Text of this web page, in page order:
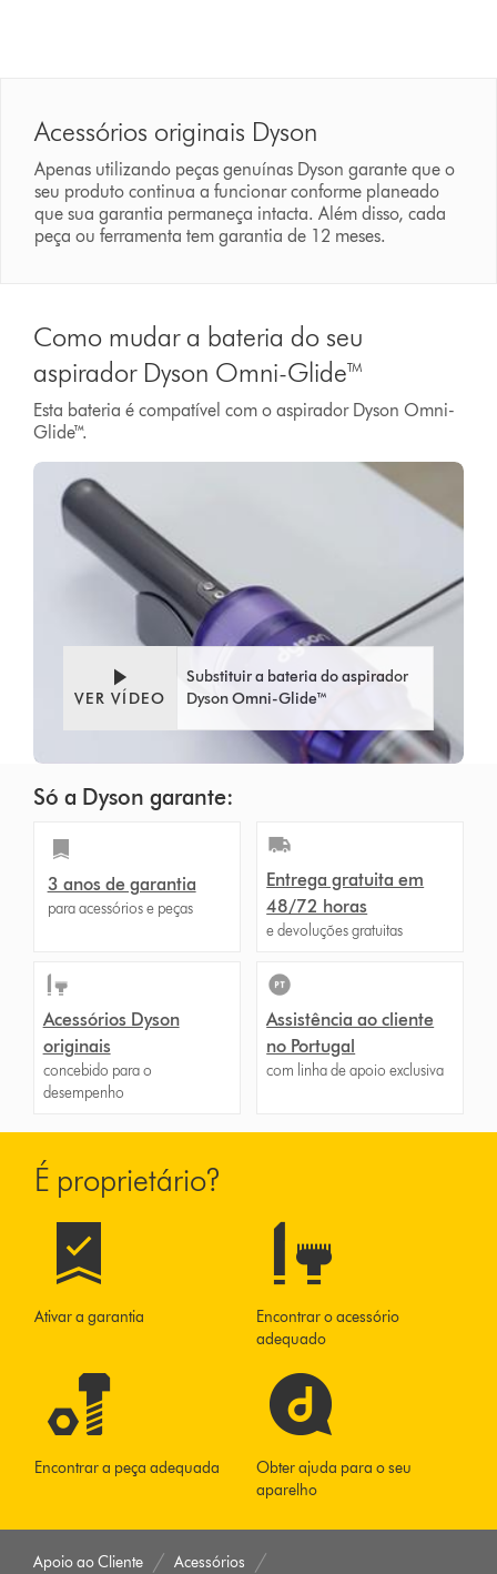
Acessórios originais Dyson
Apenas utilizando peças genuínas Dyson garante que o
seu produto continua a funcionar conforme planeado
que sua garantia permaneça intacta. Além disso, cada
peça ou ferramenta tem garantia de 12 meses.
Como mudar a bateria do seu
aspirador Dyson Omni-Glide™
Esta bateria é compatível com o aspirador Dyson Omni-
Glide™.
VER VÍDEO
Substituir a bateria do aspirador
Dyson Omni-Glide™
Só a Dyson garante:
3 anos de garantia
para acessórios e peças
Entrega gratuita em
48/72 horas
e devoluções gratuitas
Acessórios Dyson
originais
concebido para o
desempenho
Assistência ao cliente
no Portugal
com linha de apoio exclusiva
É proprietário?
Ativar a garantia
Encontrar o acessório
adequado
Encontrar a peça adequada
Obter ajuda para o seu
aparelho
Apoio ao Cliente Acessórios